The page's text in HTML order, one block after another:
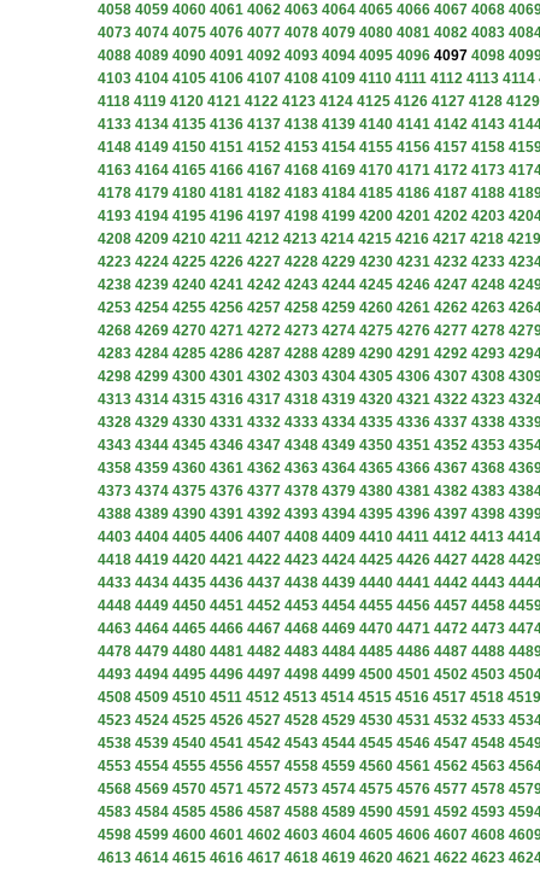
4058 4059 4060 4061 4062 4063 4064 4065 4066 4067 4068
4073 4074 4075 4076 4077 4078 4079 4080 4081 4082 4083
4088 4089 4090 4091 4092 4093 4094 4095 4096 4097 4098
4103 4104 4105 4106 4107 4108 4109 4110 4111 4112 4113 4114
4118 4119 4120 4121 4122 4123 4124 4125 4126 4127 4128 4129
4133 4134 4135 4136 4137 4138 4139 4140 4141 4142 4143
4148 4149 4150 4151 4152 4153 4154 4155 4156 4157 4158
4163 4164 4165 4166 4167 4168 4169 4170 4171 4172 4173
4178 4179 4180 4181 4182 4183 4184 4185 4186 4187 4188
4193 4194 4195 4196 4197 4198 4199 4200 4201 4202 4203
4208 4209 4210 4211 4212 4213 4214 4215 4216 4217 4218 4219
4223 4224 4225 4226 4227 4228 4229 4230 4231 4232 4233
4238 4239 4240 4241 4242 4243 4244 4245 4246 4247 4248
4253 4254 4255 4256 4257 4258 4259 4260 4261 4262 4263
4268 4269 4270 4271 4272 4273 4274 4275 4276 4277 4278
4283 4284 4285 4286 4287 4288 4289 4290 4291 4292 4293
4298 4299 4300 4301 4302 4303 4304 4305 4306 4307 4308
4313 4314 4315 4316 4317 4318 4319 4320 4321 4322 4323
4328 4329 4330 4331 4332 4333 4334 4335 4336 4337 4338
4343 4344 4345 4346 4347 4348 4349 4350 4351 4352 4353
4358 4359 4360 4361 4362 4363 4364 4365 4366 4367 4368
4373 4374 4375 4376 4377 4378 4379 4380 4381 4382 4383
4388 4389 4390 4391 4392 4393 4394 4395 4396 4397 4398
4403 4404 4405 4406 4407 4408 4409 4410 4411 4412 4413 4414
4418 4419 4420 4421 4422 4423 4424 4425 4426 4427 4428
4433 4434 4435 4436 4437 4438 4439 4440 4441 4442 4443
4448 4449 4450 4451 4452 4453 4454 4455 4456 4457 4458
4463 4464 4465 4466 4467 4468 4469 4470 4471 4472 4473
4478 4479 4480 4481 4482 4483 4484 4485 4486 4487 4488
4493 4494 4495 4496 4497 4498 4499 4500 4501 4502 4503
4508 4509 4510 4511 4512 4513 4514 4515 4516 4517 4518 4519
4523 4524 4525 4526 4527 4528 4529 4530 4531 4532 4533
4538 4539 4540 4541 4542 4543 4544 4545 4546 4547 4548
4553 4554 4555 4556 4557 4558 4559 4560 4561 4562 4563
4568 4569 4570 4571 4572 4573 4574 4575 4576 4577 4578
4583 4584 4585 4586 4587 4588 4589 4590 4591 4592 4593
4598 4599 4600 4601 4602 4603 4604 4605 4606 4607 4608
4613 4614 4615 4616 4617 4618 4619 4620 4621 4622 4623